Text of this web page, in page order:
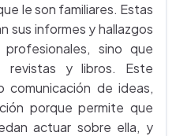
le son familiares. Estas
sus informes y hallazgos
sino que
revistas y libros. Este
comunicación de ideas,
porque permite que
actuar sobre ella, y